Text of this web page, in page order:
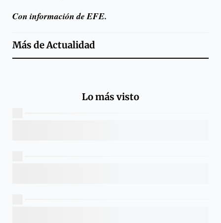
Con información de EFE.
Más deActualidad
Lo más visto